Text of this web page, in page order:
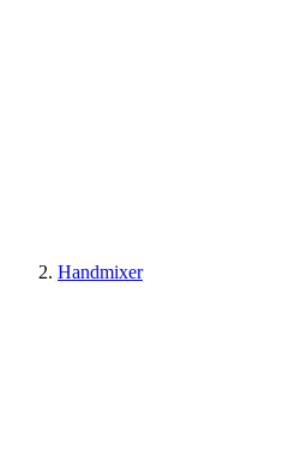
Handmixer